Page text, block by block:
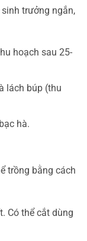
trưởng ngắn,
hoạch sau 25-
lách búp (thu
hà.
trồng bằng cách
Có thể cắt dùng